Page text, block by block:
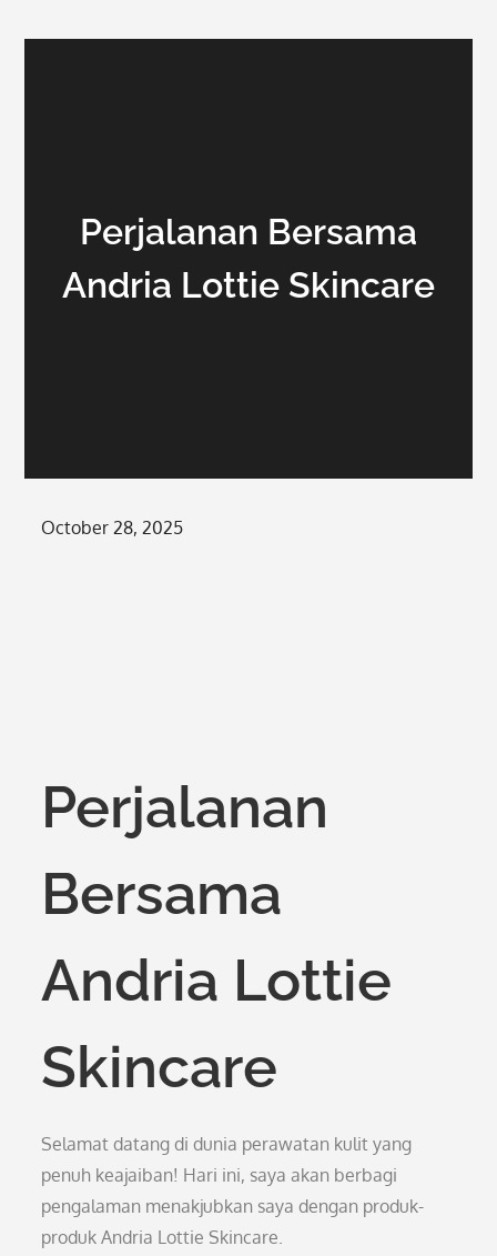
Perjalanan Bersama
Andria Lottie Skincare
Posted
October 28, 2025
Perjalanan
Bersama
Andria Lottie
Skincare
Selamat datang di dunia perawatan kulit yang
penuh keajaiban! Hari ini, saya akan berbagi
pengalaman menakjubkan saya dengan produk-
produk Andria Lottie Skincare.